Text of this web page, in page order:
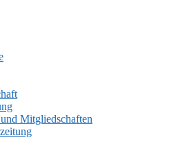
Mitgliedschaften